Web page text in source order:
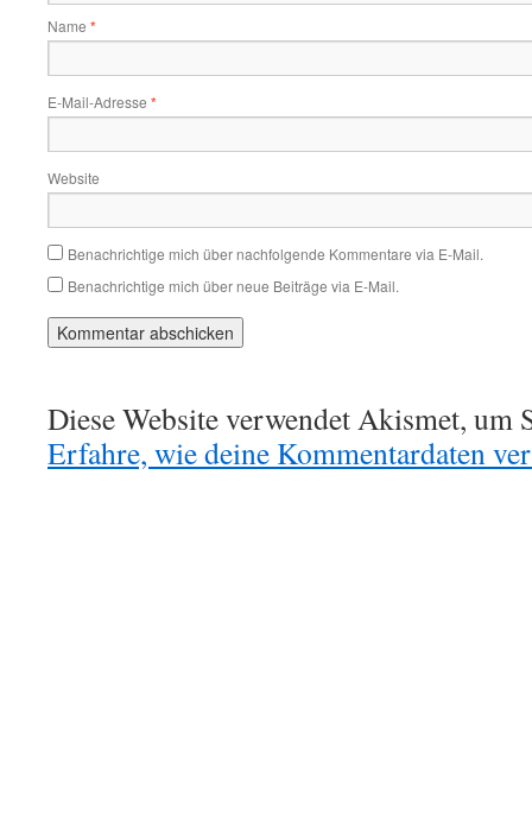
Name *
E-Mail-Adresse *
Website
Benachrichtige mich über nachfolgende Kommentare via E-Mail.
Benachrichtige mich über neue Beiträge via E-Mail.
Diese Website verwendet Akismet, um
Erfahre, wie deine Kommentardaten